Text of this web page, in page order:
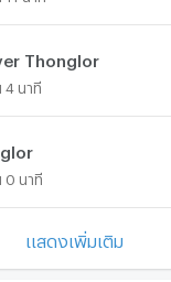
Thonglor
4 นาที
0 นาที
แสดงเพิ่มเติม